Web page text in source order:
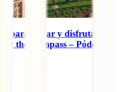
para viajar y disfrutar,
the Compass – Pódcast